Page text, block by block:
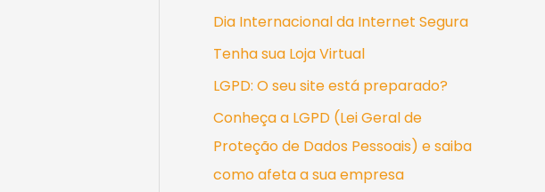
Dia Internacional da Internet Segura
Tenha sua Loja Virtual
LGPD: O seu site está preparado?
Conheça a LGPD (Lei Geral de
Proteção de Dados Pessoais) e saiba
como afeta a sua empresa